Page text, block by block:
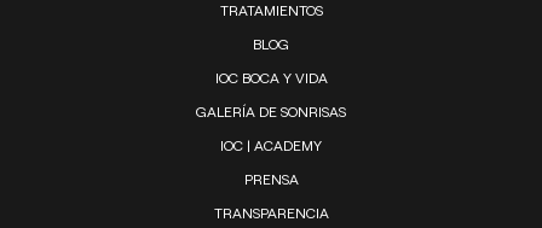
TRATAMIENTOS
BLOG
IOC BOCA Y VIDA
GALERÍA DE SONRISAS
IOC | ACADEMY
PRENSA
TRANSPARENCIA